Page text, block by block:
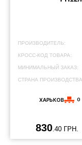
ПРОИЗВОДИТЕЛЬ:
КРОСС-КОД ТОВАРА:
МИНИМАЛЬНЫЙ ЗАКАЗ:
СТРАНА
ХАРЬКОВ 0
830.40 ГРН.